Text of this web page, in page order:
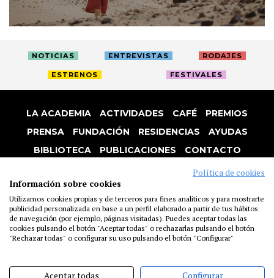
NOTICIAS ENTREVISTAS RODAJES
ESTRENOS FESTIVALES
LA ACADEMIA ACTIVIDADES CAFÉ
PREMIOS
PRENSA
FUNDACIÓN RESIDENCIAS
AYUDAS
BIBLIOTECA
PUBLICACIONES
CONTACTO
COOKIES
Política de cookies
Información sobre cookies
Utilizamos cookies propias y de terceros para fines analíticos y para mostrarte
publicidad personalizada en base a un perfil elaborado a partir de tus hábitos
de navegación (por ejemplo, páginas visitadas). Puedes aceptar todas las
cookies pulsando el botón "Aceptar todas" o rechazarlas pulsando el botón
"Rechazar todas" o configurar su uso pulsando el botón "Configurar"
Aceptar todas Configurar